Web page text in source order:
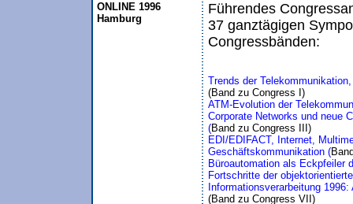
ONLINE 1996
Hamburg
Führendes
37 ganztägigen
Congressbänden:
Trends der
(Band zu Congress I)
ATM-Evolution der
Corporate Networks und neue
(Band zu Congress III)
EDI/EDIFACT, Internet,
Geschäftskommunikation (
Büroautomation als Eckpfeiler
Fortschritte der